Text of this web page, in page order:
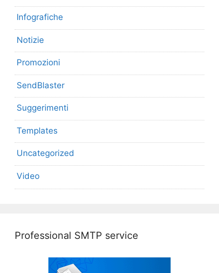
Infografiche
Notizie
Promozioni
SendBlaster
Suggerimenti
Templates
Uncategorized
Video
Professional SMTP service